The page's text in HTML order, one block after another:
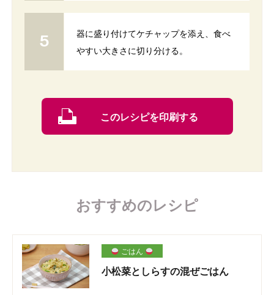
器に盛り付けてケチャップを添え、食べ
やすい大きさに切り分ける。
このレシピを印刷する
おすすめのレシピ
ごはん
小松菜としらすの混ぜごはん